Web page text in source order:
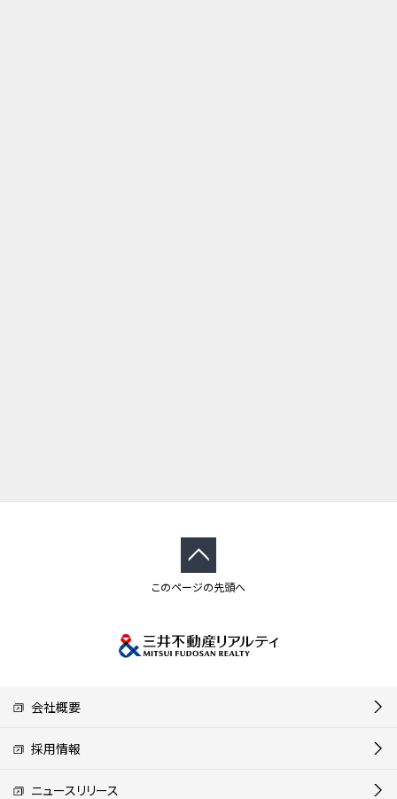
このページの先頭へ
会社概要
採用情報
ニュースリリース